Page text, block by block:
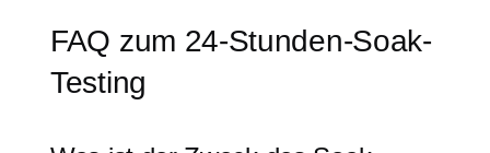
FAQ zum 24-Stunden-Soak-
Testing